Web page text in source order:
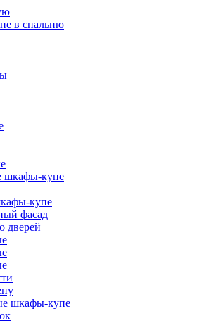
в спальню
шкафы-купе
купе
фасад
дверей
шкафы-купе